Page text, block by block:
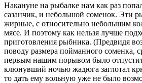
Накануне на рыбалке нам как раз
сазанчик, и небольшой соменок. Эти
жирные, с относительно небольшим
мясе. И поэтому как нельзя лучше
приготовления рыбника. (Предвидя
поводу размера пойманного соменка,
первым нашим порывом было
клюнувший ночью жадюга заглотал
то дать ему вольную уже не было